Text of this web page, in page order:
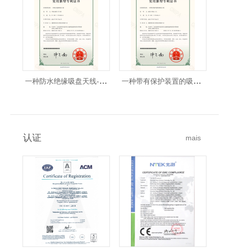
一种防水绝缘吸盘天线-实用新型专利证书 一种带有保护装置的吸盘天线-实用新型专利证书
mais
认证